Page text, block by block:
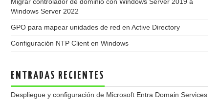
Windows Server 2022
GPO para mapear unidades de red en Active Directory
Configuración NTP Client en Windows
ENTRADAS RECIENTES
Despliegue y configuración de Microsoft Entra Domain Services